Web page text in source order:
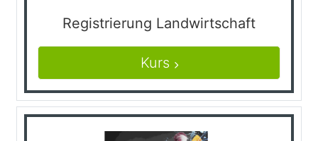
Registrierung Landwirtschaft
Kurs